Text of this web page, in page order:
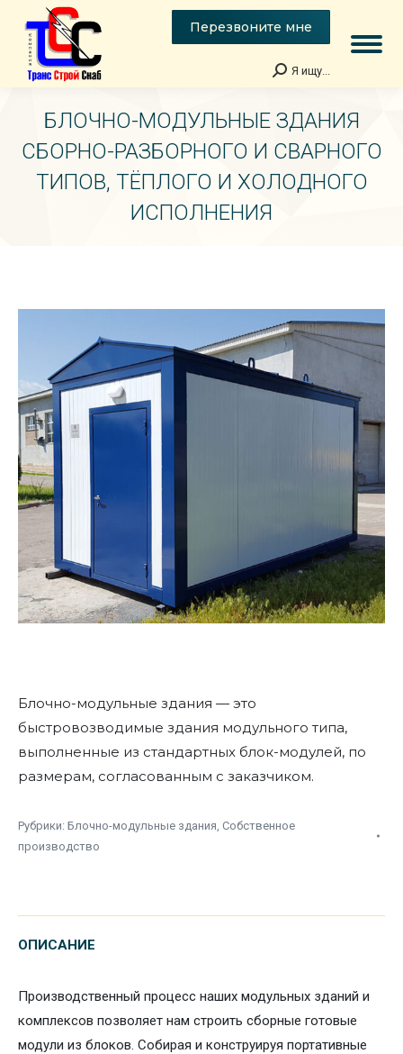
Перезвоните мне
Поиск:
Я ищу...
БЛОЧНО-МОДУЛЬНЫЕ ЗДАНИЯ
СБОРНО-РАЗБОРНОГО И СВАРНОГО
ТИПОВ, ТЁПЛОГО И ХОЛОДНОГО
ИСПОЛНЕНИЯ
Блочно-модульные здания — это
быстровозводимые здания модульного типа,
выполненные из стандартных блок-модулей, по
размерам, согласованным с заказчиком.
Рубрики: Блочно-модульные здания Собственное
производство
ОПИСАНИЕ
Производственный процесс наших модульных зданий и
комплексов позволяет нам строить сборные готовые
модули из блоков. Собирая и конструируя портативные